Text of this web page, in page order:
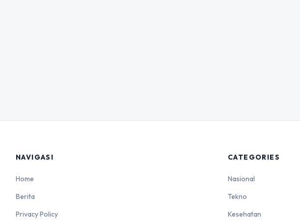
NAVIGASI
Home
Berita
Privacy Policy
CATEGORIES
Nasional
Tekno
Kesehatan